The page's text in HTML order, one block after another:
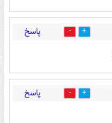
1 پاسخ
0 پاسخ